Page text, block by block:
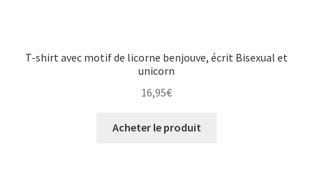
T-shirt avec motif de licorne benjouve, écrit Bisexual et
unicorn
16,95€
Acheter le produit